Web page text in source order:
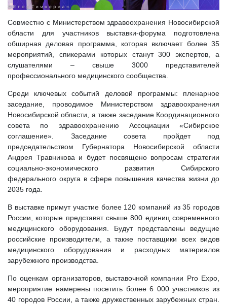
Совместно с Министерством здравоохранения Новосибирской
области для участников выставки-форума подготовлена
обширная деловая программа, которая включает более 35
мероприятий, спикерами которых станут 300 экспертов, а
слушателями – свыше 3000 представителей
профессионального медицинского сообщества.
Среди ключевых событий деловой программы: пленарное
заседание, проводимое Министерством здравоохранения
Новосибирской области, а также заседание Координационного
совета по здравоохранению Ассоциации «Сибирское
соглашение». Заседание совета пройдет под
председательством Губернатора Новосибирской области
Андрея Травникова и будет посвящено вопросам стратегии
социально-экономического развития Сибирского
федерального округа в сфере повышения качества жизни до
2035 года.
В выставке примут участие более 120 компаний из 35 городов
России, которые представят свыше 800 единиц современного
медицинского оборудования. Будут представлены ведущие
российские производители, а также поставщики всех видов
медицинского оборудования и расходных материалов
зарубежного производства.
По оценкам организаторов, выставочной компании Pro Expo,
мероприятие намерены посетить более 6 000 участников из
40 городов России, а также дружественных зарубежных стран.